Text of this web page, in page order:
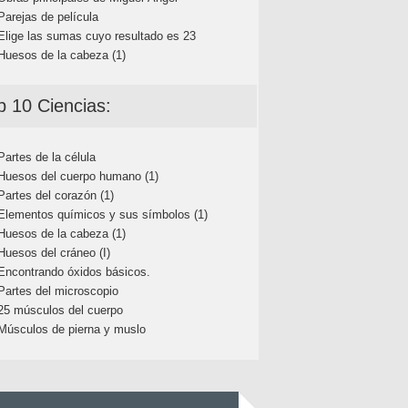
de película
las sumas cuyo resultado es 23
de la cabeza (1)
10 Ciencias:
de la célula
del cuerpo humano (1)
del corazón (1)
químicos y sus símbolos (1)
de la cabeza (1)
del cráneo (I)
óxidos básicos.
del microscopio
músculos del cuerpo
de pierna y muslo